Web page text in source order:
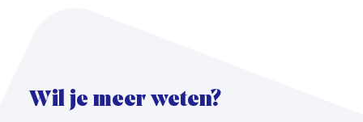
Wil je meer weten?